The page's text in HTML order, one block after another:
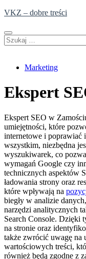
Skip
content
VKZ – dobre treści
Szukaj:
Marketing
Ekspert
Ekspert SEO w
umiejętności, które
internetowe i poprawiać
wszystkim, niezbędna
wyszukiwarek, co
wymagań Google czy
technicznych aspektów
ładowania strony oraz
które wpływają na
biegły w analizie
narzędzi analitycznych
Search Console. Dzięki
na stronie oraz
także zwrócić uwagę na
wartościowych treści,
również będą zgodne z